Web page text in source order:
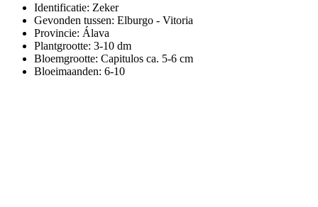
Identificatie: Zeker
Gevonden tussen: Elburgo - Vitoria
Provincie: Álava
Plantgrootte: 3-10 dm
Bloemgrootte: Capitulos ca. 5-6 cm
Bloeimaanden: 6-10